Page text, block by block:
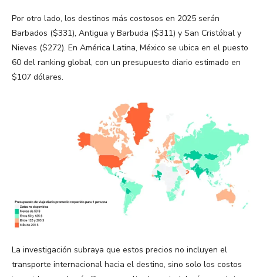
Por otro lado, los destinos más costosos en 2025 serán
Barbados ($331), Antigua y Barbuda ($311) y San Cristóbal y
Nieves ($272). En América Latina, México se ubica en el puesto
60 del ranking global, con un presupuesto diario estimado en
$107 dólares​.
La investigación subraya que estos precios no incluyen el
transporte internacional hacia el destino, sino solo los costos